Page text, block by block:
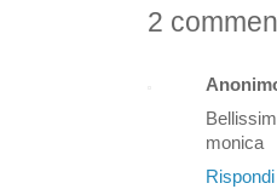
2
monica
Rispondi